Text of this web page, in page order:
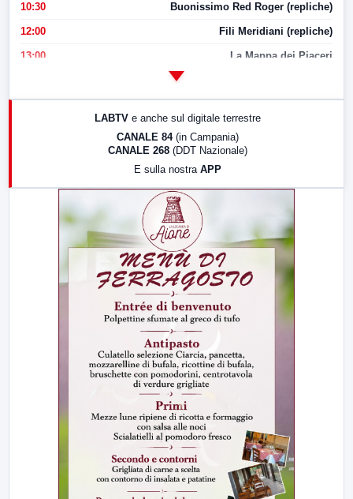
10:30 Buonissimo Red Roger (repliche)
12:00 Fili Meridiani (repliche)
13:00 La Mappa dei Piaceri
LABTV e anche sul digitale terrestre
CANALE 84 (in Campania)
CANALE 268 (DDT Nazionale)
E sulla nostra APP